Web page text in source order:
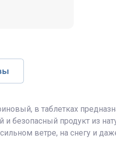
в таблетках
и безопасный продукт из
ветре, на снегу и